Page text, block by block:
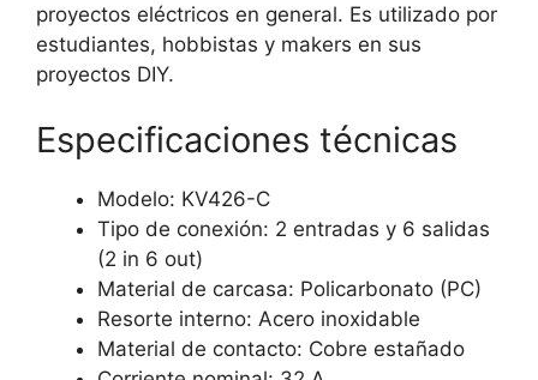
proyectos eléctricos en general. Es utilizado por
estudiantes, hobbistas y makers en sus
proyectos DIY.
Especificaciones técnicas
Modelo: KV426-C
Tipo de conexión: 2 entradas y 6 salidas
(2 in 6 out)
Material de carcasa: Policarbonato (PC)
Resorte interno: Acero inoxidable
Material de contacto: Cobre estañado